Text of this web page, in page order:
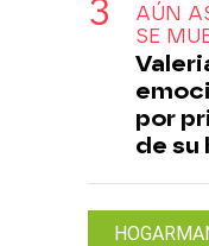
AÚN
SE
por
de su